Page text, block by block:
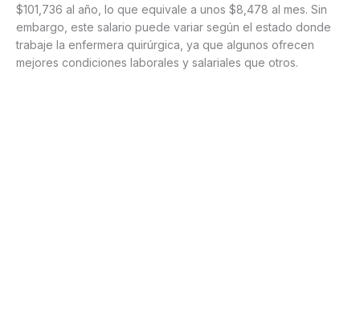
$101,736 al año, lo que equivale a unos $8,478 al mes. Sin
embargo, este salario puede variar según el estado donde
trabaje la enfermera quirúrgica, ya que algunos ofrecen
mejores condiciones laborales y salariales que otros.